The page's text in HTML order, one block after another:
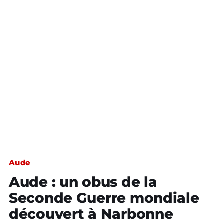
Aude
Aude : un obus de la
Seconde Guerre mondiale
découvert à Narbonne